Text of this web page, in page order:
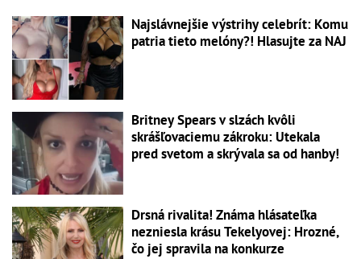
Najslávnejšie výstrihy celebrít: Komu
patria tieto melóny?! Hlasujte za NAJ
Britney Spears v slzách kvôli
skrášľovaciemu zákroku: Utekala
pred svetom a skrývala sa od hanby!
Drsná rivalita! Známa hlásateľka
nezniesla krásu Tekelyovej: Hrozné,
čo jej spravila na konkurze